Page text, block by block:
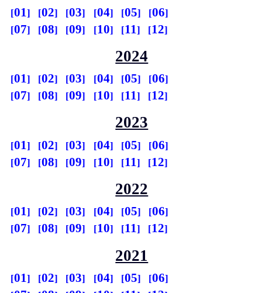
01 02 03 04 05
06
07
08 09 10 11 12
2024
01 02 03 04 05
06
07
08 09 10 11 12
2023
01 02 03 04 05
06
07
08 09 10 11 12
2022
01 02 03 04 05
06
07
08 09 10 11 12
2021
01 02 03 04 05
06